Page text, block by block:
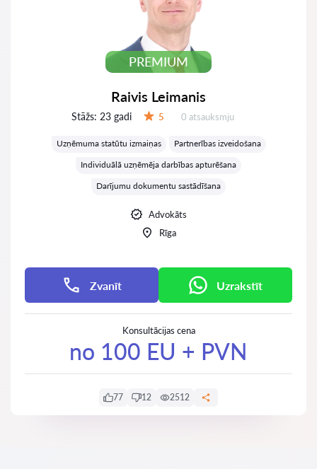
PREMIUM
Raivis Leimanis
Stāžs: 23 gadi 5 Atsauksmes:
0 atsauksmju
Uzņēmuma statūtu izmaiņas
Partnerības izveidošana
Individuālā uzņēmēja darbības apturēšana
Darījumu dokumentu sastādīšana
Advokāts
Rīga
Zvanīt Uzrakstīt
Konsultācijas cena
no 100 EU + PVN
77 12 2512